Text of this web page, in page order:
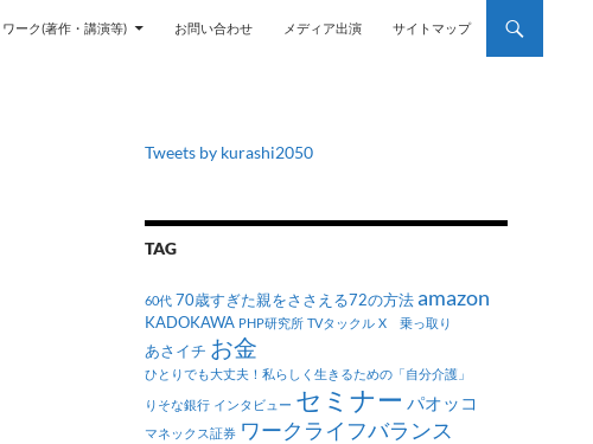
ワーク(著作・講演等) お問い合わせ メディア出演 サイトマップ
Tweets by kurashi2050
TAG
60代 70歳すぎた親をささえる72の方法amazon
KADOKAWA PHP研究所 TVタックル X 乗っ取り
あさイチ お金
ひとりでも大丈夫！私らしく生きるための「自分介護」
りそな銀行 インタビュー セミナー パオッコ
マネックス証券 ワークライフバランス